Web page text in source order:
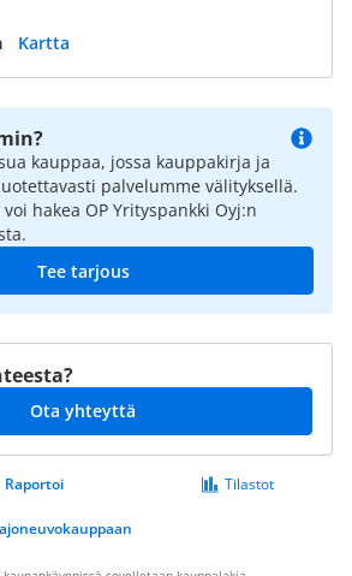
Kartta
kauppaa, jossa kauppakirja ja
palvelumme välityksellä.
hakea OP Yrityspankki Oyj:n
Tee tarjous
Ota yhteyttä
Tilastot
Raportoi